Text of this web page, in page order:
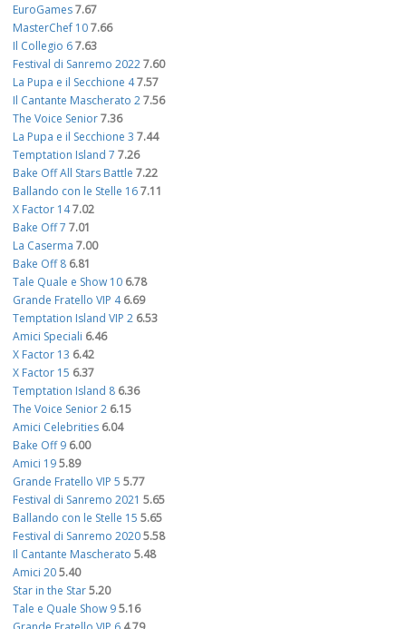
EuroGames7.67
MasterChef 107.66
Il Collegio 67.63
Festival di Sanremo 20227.60
La Pupa e il Secchione 47.57
Il Cantante Mascherato 27.56
The Voice Senior7.36
La Pupa e il Secchione 3 7.44
Temptation Island 7 7.26
Bake Off All Stars Battle 7.22
Ballando con le Stelle 167.11
X Factor 147.02
Bake Off 7 7.01
La Caserma 7.00
Bake Off 8 6.81
Tale Quale e Show 10 6.78
Grande Fratello VIP 4 6.69
Temptation Island VIP 2 6.53
Amici Speciali 6.46
X Factor 13 6.42
X Factor 15 6.37
Temptation Island 8 6.36
The Voice Senior 2 6.15
Amici Celebrities 6.04
Bake Off 9 6.00
Amici 195.89
Grande Fratello VIP 5 5.77
Festival di Sanremo 2021 5.65
Ballando con le Stelle 15 5.65
Festival di Sanremo 20205.58
Il Cantante Mascherato 5.48
Amici 205.40
Star in the Star5.20
Tale e Quale Show 95.16